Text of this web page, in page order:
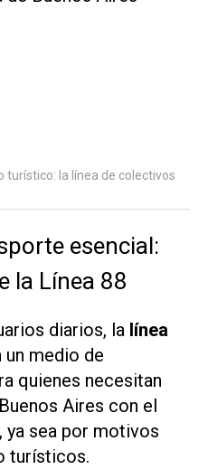
turístico: la línea de colectivos
esencial:
la Línea 88
diarios, la línea
medio de
quienes necesitan
Aires con el
ya sea por motivos
turísticos.​